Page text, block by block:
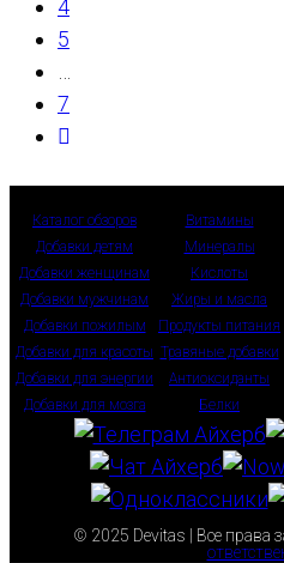
4
5
7
Перейти
страницу
Каталог обзоров
Добавки детям
Добавки женщинам
Добавки мужчинам
Добавки пожилым
Добавки для красоты
Добавки для энергии
Добавки для мозга
Витамины
Минералы
Кислоты
Жиры и масла
Продукты питания
Травяные добавки
Антиоксиданты
Белки
© 2025 Devitas | Все права